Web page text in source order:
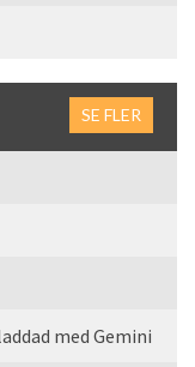
SE FLER
med Gemini